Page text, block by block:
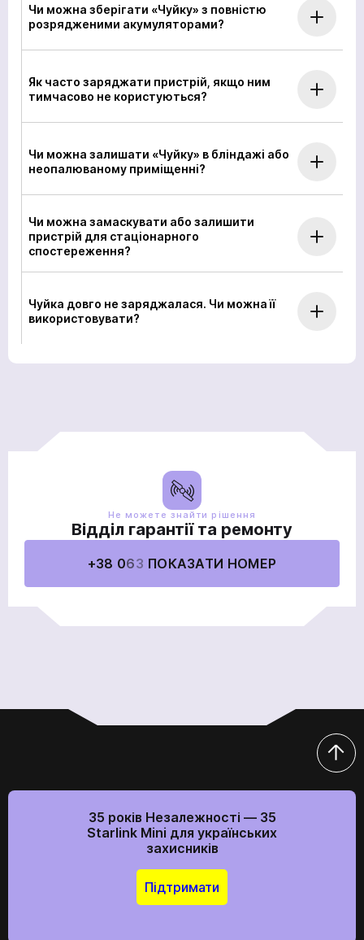
Чи можна зберігати «Чуйку» з повністю
розрядженими акумуляторами?
Як часто заряджати пристрій, якщо ним
тимчасово не користуються?
Чи можна залишати «Чуйку» в бліндажі або
неопалюваному приміщенні?
Чи можна замаскувати або залишити
пристрій для стаціонарного
спостереження?
Чуйка довго не заряджалася. Чи можна її
використовувати?
Не можете знайти рішення
Відділ гарантії та ремонту
+38 063 ПОКАЗАТИ НОМЕР
35 років Незалежності — 35
Starlink Mini для українських
захисників
Підтримати
натиснувши на кнопку телефона.
+38063 Показати номер
Відправити
Ми в соціальних мережах
Ваше замовлення прийнято
Ваша заявка прийнята
Очікуйте на дзвінок. З вами зв’яжуться наші